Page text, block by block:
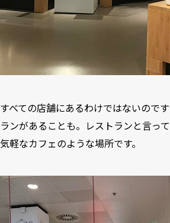
すべての店舗にあるわけではないので
ランがあることも。レストランと言っ
気軽なカフェのような場所です。